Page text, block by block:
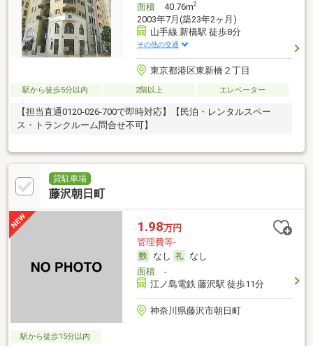
面積40.76m2
2003年7月(築23年2ヶ月)
山手線 新橋駅 徒歩8分
その他の交通
東京都港区東新橋２丁目
駅から徒歩5分以内 2階以上 エレベーター
【担当直通0120-026-700で即時対応】【民泊・レンタルスペー
ス・トランクルーム問合せ不可】
貸駐車場
藤沢朝日町
1.98万円
管理費等-
なし
なし
面積-
江ノ島電鉄 藤沢駅 徒歩11分
神奈川県藤沢市朝日町
駅から徒歩15分以内